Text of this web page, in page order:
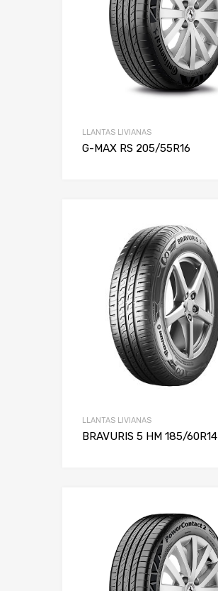
LLANTAS LIVIANAS
G-MAX RS 205/55R16
LLANTAS LIVIANAS
BRAVURIS 5 HM 185/60R14